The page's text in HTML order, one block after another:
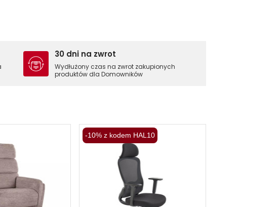
30 dni na zwrot
Wydłużony czas na zwrot zakupionych
produktów dla Domowników
-10% z kodem HAL10